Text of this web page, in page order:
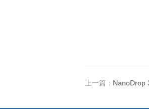
上一篇： NanoDrop